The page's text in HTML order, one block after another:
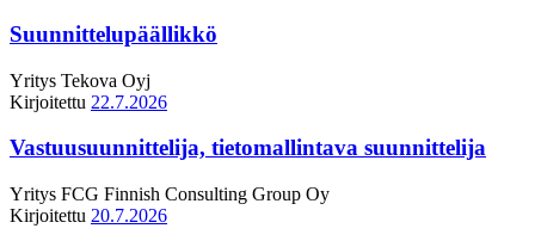
Suunnittelupäällikkö
Yritys Tekova Oyj
Kirjoitettu 22.7.2026
Vastuusuunnittelija, tietomallintava suunnittelija
Yritys FCG Finnish Consulting Group Oy
Kirjoitettu 20.7.2026